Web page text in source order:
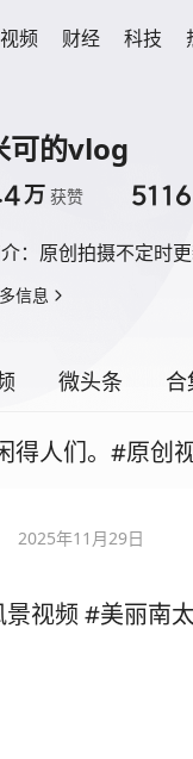
视频 财经 科技
可的vlog
万 获赞 5116
： 原创拍摄不定时更
信息
微头条 合
得人们。#原创
2025年11月29日
视频 #美丽南